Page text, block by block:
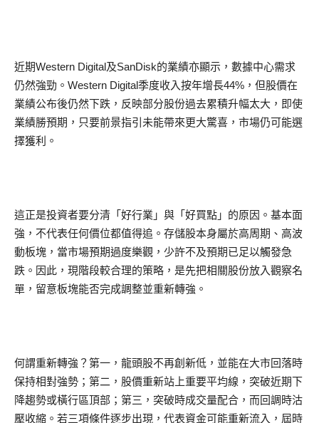
近期Western Digital及SanDisk的業績亦顯示，數據中心需求
仍然強勁。Western Digital季度收入按年增長44%，但股價在
業績公布後仍然下跌，反映部分股份過去累積升幅太大，即使
業績勝預期，只要前景指引未能帶來更大驚喜，市場仍可能選
擇獲利。
這正是投資者要分清「好行業」與「好買點」的原因。基本面
強，不代表任何價位都值得追。存儲股本身屬於高周期、高波
動板塊，當市場預期過度樂觀，少許不及預期已足以觸發急
跌。因此，現階段較合理的策略，是先把相關股份放入觀察名
單，留意板塊能否完成調整並重新轉強。
何謂重新轉強？第一，龍頭股不再創新低，並能在大市回落時
保持相對強勢；第二，股價重新站上重要平均線，突破近期下
降趨勢或橫行區頂部；第三，突破時成交量配合，而回調時沽
壓收縮。若三項條件逐步出現，代表資金可能重新流入，屆時